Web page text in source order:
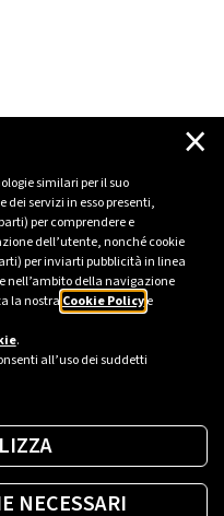
similari per il suo
dei servizi in esso presenti,
per comprendere e
dell’utente, nonché cookie
per inviarti pubblicità in linea
nell’ambito della navigazione
la nostra Cookie Policye
.
all’uso dei suddetti
×
NECESSARI
il recupero dei
una PA?
giusta per te.